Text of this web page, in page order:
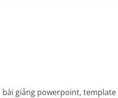
giảng powerpoint,